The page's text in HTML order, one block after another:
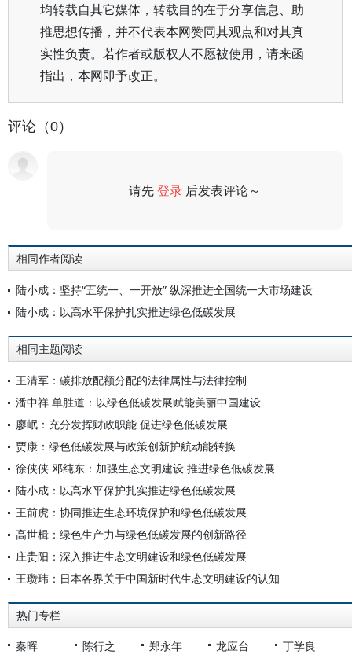
均转载自其它媒体，转载目的在于分享信息、助
推思想传播，并不代表本网赞同其观点和对其真
实性负责。若作者或版权人不愿被使用，请来函
指出，本网即予改正。
评论（0）
请先登录 后发表评论～
相同作者阅读
陆小成：坚持“五统一、一开放” 纵深推进全国统一大市场建设
陆小成：以高水平保护扎实推进绿色低碳发展
相同主题阅读
王清军：碳排放配额分配的法律属性与法律控制
潘中祥 单胜道：以绿色低碳发展赋能美丽中国建设
廖岷：充分发挥财政职能 促进绿色低碳发展
贾康：绿色低碳发展与政策创新护航动能转换
徐侠侠 邓纯东：加强生态文明建设 推进绿色低碳发展
陆小成：以高水平保护扎实推进绿色低碳发展
王前虎：协同推进生态环境保护和绿色低碳发展
高世楫：绿色生产力与绿色低碳发展的创新路径
庄贵阳：深入推进生态文明建设和绿色低碳发展
王瓒玮：日本各界关于中国新时代生态文明建设的认知
热门专栏
秦晖 陈行之 郑永年 龙应台 丁学良